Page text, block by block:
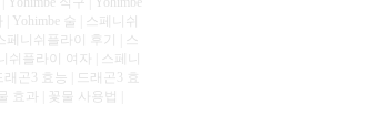
Yohimbe 술 | 스페니쉬
니쉬플라이 후기 | 스
쉬플라이 여자 | 스페니
곤3 효능 | 드래곤3 효
효과 | 꽃물 사용법 |